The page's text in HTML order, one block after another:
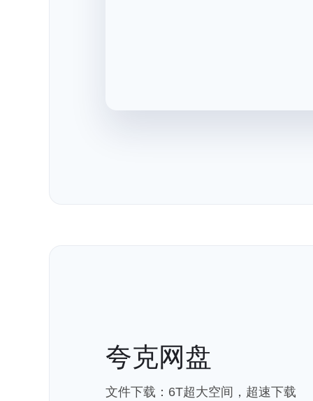
夸克网盘
文件下载：6T超大空间，超速下载